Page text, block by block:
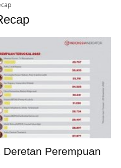
Perempuan